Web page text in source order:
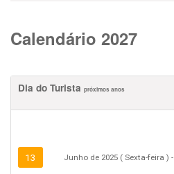
Calendário 2027
Dia do Turista próximos anos
13 Junho de 2025 ( Sexta-feira ) -